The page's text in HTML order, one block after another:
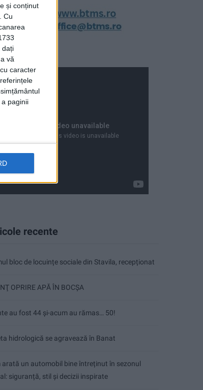
și conținut
Cu
dați
vă
caracter
paginii
recente
bloc de locuințe sociale din Stavila, recepționat
OPRIRE APĂ ÎN BOCȘA
au fost 44 și-acum au rămas… 50!
hidrologică se agravează în Banat
arată un automobil bine întreținut în sezonul
siguranță, stil și decizii inspirate